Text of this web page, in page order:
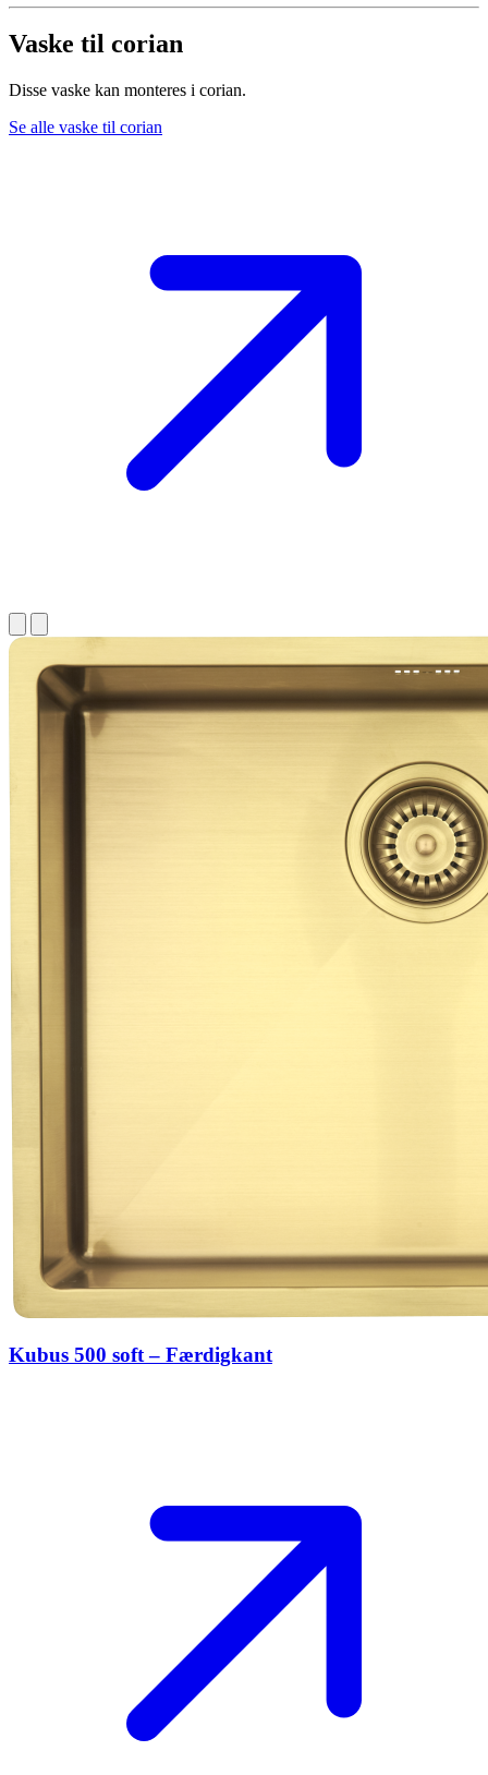
Vaske til corian
Disse vaske kan monteres i corian.
Se alle vaske til corian
Kubus 500 soft – Færdigkant